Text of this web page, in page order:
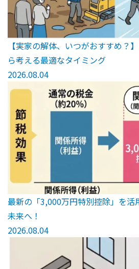
【実家の解体、いつがおすすめ？
ら考える最適なタイミング
2026.08.04
最新の「3,000万円特別控除」を活
未来へ！
2026.08.04